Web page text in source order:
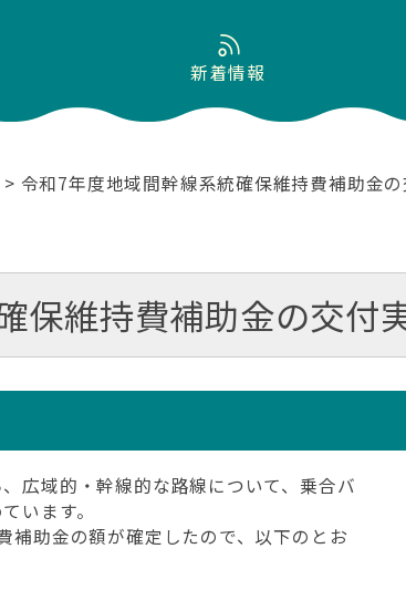
新着情報
> 令和7年度地域間幹線系統確保維持費補助金の
維持費補助金の交付
広域的・幹線的な路線について、乗合バ
います。
補助金の額が確定したので、以下のとお